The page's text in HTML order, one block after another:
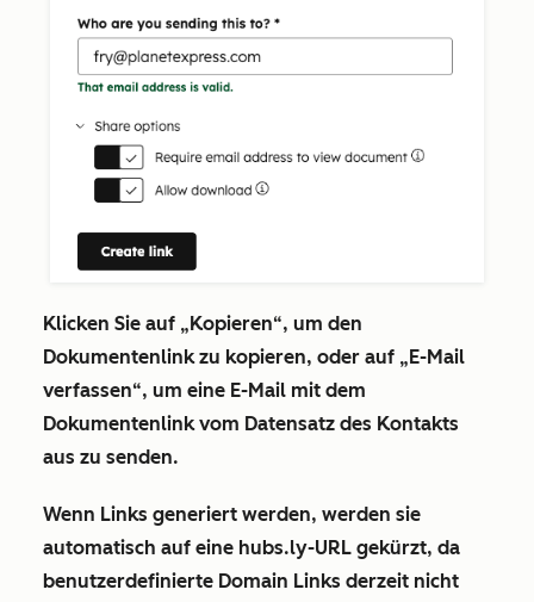
Klicken Sie auf „Kopieren“, um den
Dokumentenlink zu kopieren, oder auf „E-Mail
verfassen“, um eine E-Mail mit dem
Dokumentenlink vom Datensatz des Kontakts
aus zu senden.
Wenn Links generiert werden, werden sie
automatisch auf eine hubs.ly-URL gekürzt, da
benutzerdefinierte Domain Links derzeit nicht